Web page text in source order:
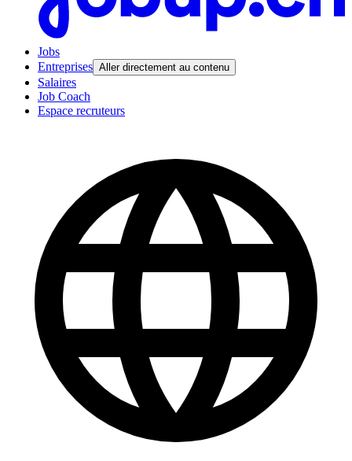
Jobs
Entreprises Aller directement au contenu
Salaires
Job Coach
Espace recruteurs